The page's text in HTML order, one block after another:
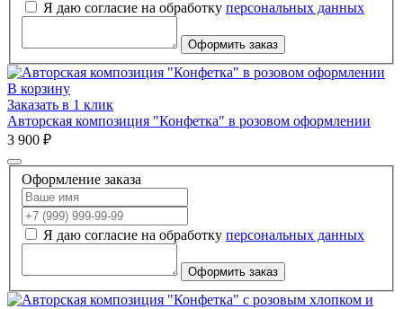
Я даю согласие на обработку персональных данных
Оформить заказ
В корзину
Заказать в 1 клик
Авторская композиция "Конфетка" в розовом оформлении
3 900 ₽
Оформление заказа
Я даю согласие на обработку персональных данных
Оформить заказ